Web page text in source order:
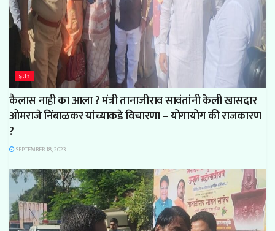
इतर
कैलास नाही का आला ? मंत्री तानाजीराव सावंतांनी केली खासदार
ओमराजे निंबाळकर यांच्याकडे विचारणा – योगायोग की राजकारण
?
SEPTEMBER 18, 2023